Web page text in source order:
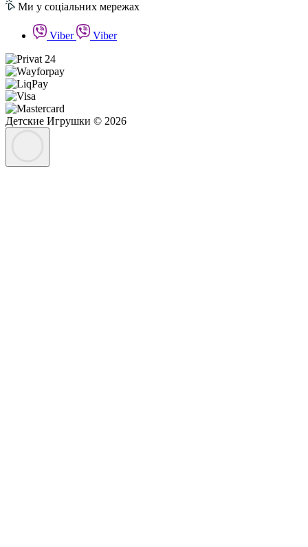
Ми у соціальних мережах
Viber Viber
Детские Игрушки © 2026